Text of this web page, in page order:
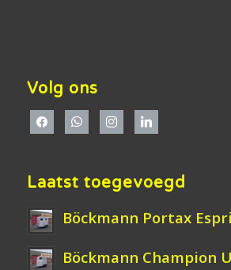
Volg ons
Laatst toegevoegd
Böckmann Portax
Böckmann Champion